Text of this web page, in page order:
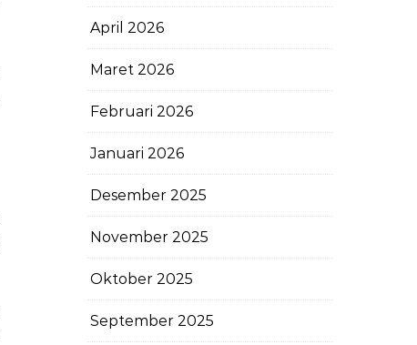
April 2026
Maret 2026
Februari 2026
Januari 2026
Desember 2025
November 2025
Oktober 2025
September 2025